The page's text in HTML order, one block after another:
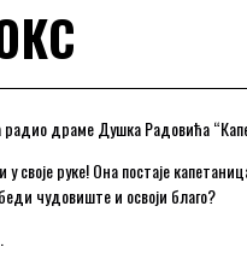
драме Душка Радовића
своје руке! Она постаје
чудовиште и освоји благо?